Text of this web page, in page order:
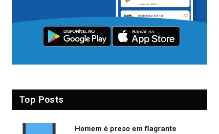
Top Posts
Homem é preso em flagrante